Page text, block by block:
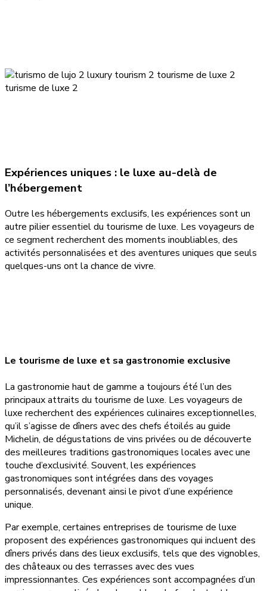
Expériences uniques : le luxe au-delà de
l’hébergement
Outre les hébergements exclusifs, les expériences sont un
autre pilier essentiel du tourisme de luxe. Les voyageurs de
ce segment recherchent des moments inoubliables, des
activités personnalisées et des aventures uniques que seuls
quelques-uns ont la chance de vivre.
Le tourisme de luxe et sa gastronomie exclusive
La gastronomie haut de gamme a toujours été l’un des
principaux attraits du tourisme de luxe. Les voyageurs de
luxe recherchent des expériences culinaires exceptionnelles,
qu’il s’agisse de dîners avec des chefs étoilés au guide
Michelin, de dégustations de vins privées ou de découverte
des meilleures traditions gastronomiques locales avec une
touche d’exclusivité. Souvent, les expériences
gastronomiques sont intégrées dans des voyages
personnalisés, devenant ainsi le pivot d’une expérience
unique.
Par exemple, certaines entreprises de tourisme de luxe
proposent des expériences gastronomiques qui incluent des
dîners privés dans des lieux exclusifs, tels que des vignobles,
des châteaux ou des terrasses avec des vues
impressionnantes. Ces expériences sont accompagnées d’un